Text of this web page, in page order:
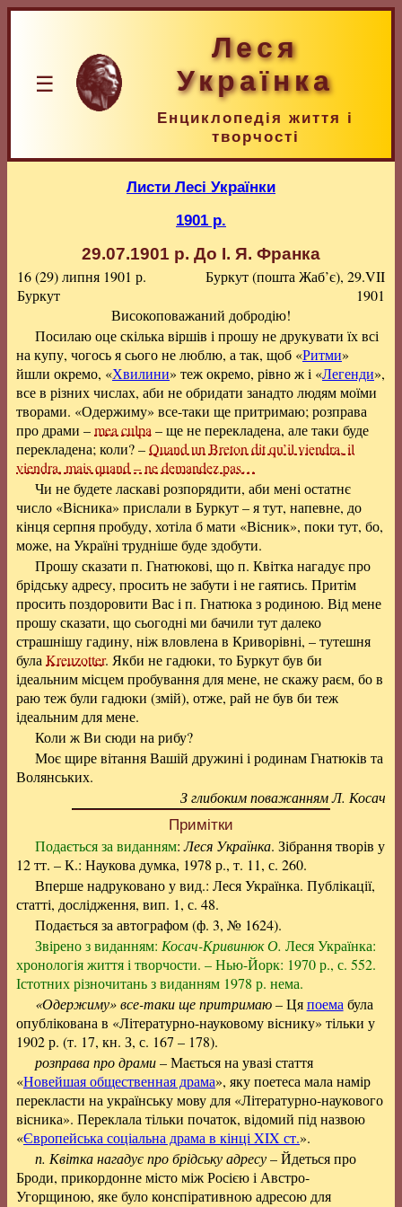
☰
Леся
Українка
Енциклопедія життя і
творчості
Листи Лесі Українки
1901 р.
29.07.1901 р. До І. Я. Франка
16 (29) липня 1901 р.
Буркут
Буркут (пошта Жаб’є), 29.VII
1901
Високоповажаний добродію!
Посилаю оце скілька віршів і прошу не друкувати їх всі
на купу, чогось я сього не люблю, а так, щоб «Ритми»
йшли окремо, «Хвилини» теж окремо, рівно ж і «Легенди»,
все в різних числах, аби не обридати занадто людям моїми
творами. «Одержиму» все-таки ще притримаю; розправа
про драми –mea culpa – ще не перекладена, але таки буде
перекладена; коли? –Quand un Breton dit qu’il viendra, il
viendra, mais quand – ne demandez pas…
Чи не будете ласкаві розпорядити, аби мені остатнє
число «Вісника» прислали в Буркут – я тут, напевне, до
кінця серпня пробуду, хотіла б мати «Вісник», поки тут, бо,
може, на Україні трудніше буде здобути.
Прошу сказати п. Гнатюкові, що п. Квітка нагадує про
брідську адресу, просить не забути і не гаятись. Притім
просить поздоровити Вас і п. Гнатюка з родиною. Від мене
прошу сказати, що сьогодні ми бачили тут далеко
страшнішу гадину, ніж вловлена в Криворівні, – тутешня
була Kreuzotter. Якби не гадюки, то Буркут був би
ідеальним місцем пробування для мене, не скажу раєм, бо в
раю теж були гадюки (змій), отже, рай не був би теж
ідеальним для мене.
Коли ж Ви сюди на рибу?
Моє щире вітання Вашій дружині і родинам Гнатюків та
Волянських.
З глибоким поважанням Л. Косач
Примітки
Подається за виданням:Леся Українка. Зібрання творів у
12 тт. – К.: Наукова думка, 1978 р., т. 11, с. 260.
Вперше надруковано у вид.: Леся Українка. Публікації,
статті, дослідження, вип. 1, с. 48.
Подається за автографом (ф. 3, № 1624).
Звірено з виданням: Косач-Кривинюк О. Леся Українка:
хронологія життя і творчости. – Нью-Йорк: 1970 р., с. 552.
Істотних різночитань з виданням 1978 р. нема.
«Одержиму» все-таки ще притримаю– Цяпоема була
опублікована в «Літературно-науковому віснику» тільки у
1902 р. (т. 17, кн. З, с. 167 – 178).
розправа про драми– Мається на увазі стаття
«Новейшая общественная драма», яку поетеса мала намір
перекласти на українську мову для «Літературно-наукового
вісника». Переклала тільки початок, відомий під назвою
«Європейська соціальна драма в кінці XIX ст.».
п. Квітка нагадує про брідську адресу– Йдеться про
Броди, прикордонне місто між Росією і Австро-
Угорщиною, яке було конспіративною адресою для